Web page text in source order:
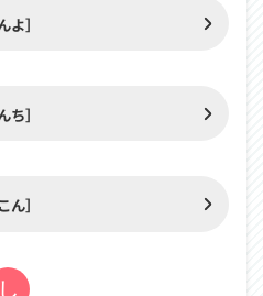
よ］
ち］
ん］
し